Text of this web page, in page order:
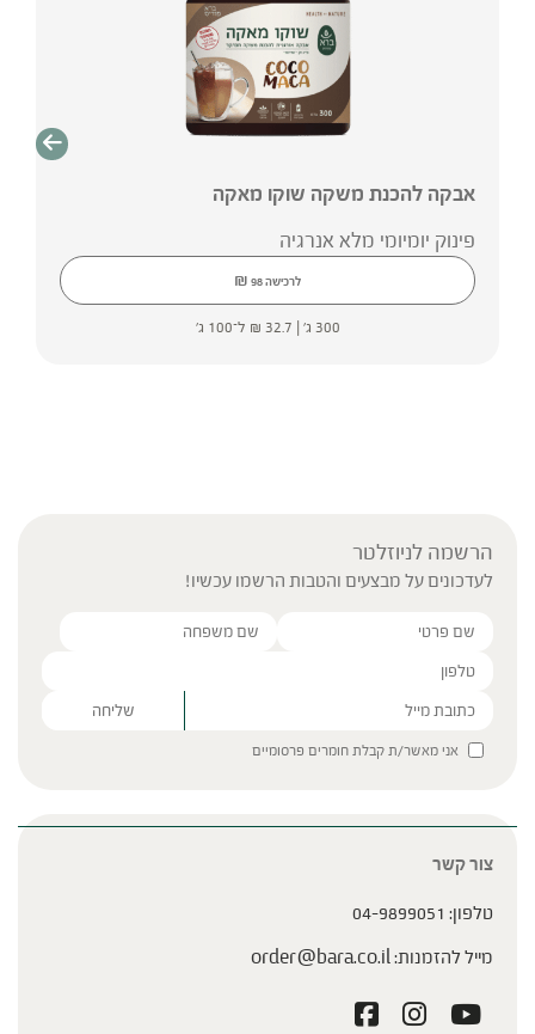
אבקה להכנת משקה שוקו מאקה
פינוק יומיומי מלא אנרגיה
לרכישה ₪ 98
300 ג' | ₪ 32.7 ל־100 ג'
הרשמה לניוזלטר
לעדכונים על מבצעים והטבות הרשמו עכשיו!
Please leave this field empty.
אני מאשר/ת קבלת חומרים פרסומיים
צור קשר
טלפון: 04-9899051
מייל להזמנות:order@bara.co.il